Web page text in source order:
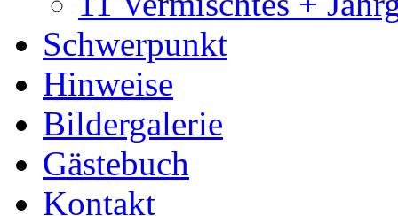
Schwerpunkt
Hinweise
Bildergalerie
Gästebuch
Kontakt